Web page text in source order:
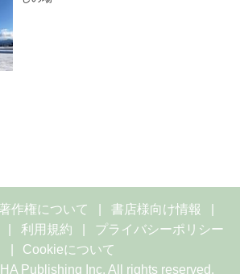
作権について
書店様向け情報
利用規約
プライバシーポリシー
Cookieについて
Publishing Inc. All rights reserved.